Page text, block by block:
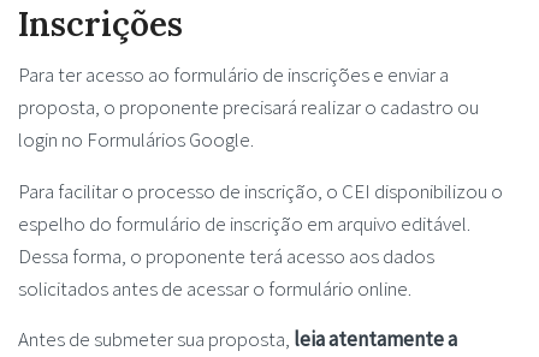
Inscrições
Para ter acesso ao formulário de inscrições e enviar a
proposta, o proponente precisará realizar o cadastro ou
login no Formulários Google.
Para facilitar o processo de inscrição, o CEI disponibilizou o
espelho do formulário de inscrição em arquivo editável.
Dessa forma, o proponente terá acesso aos dados
solicitados antes de acessar o formulário online.
Antes de submeter sua proposta, leia atentamente a